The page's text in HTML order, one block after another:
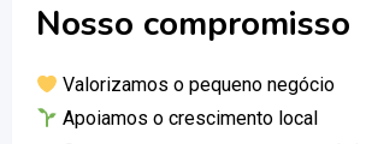
Nosso compromisso
Valorizamos o pequeno negócio
Apoiamos o crescimento local